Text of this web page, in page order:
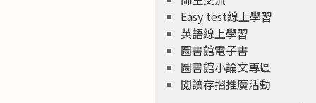
Easy test線上學習
英語線上學習
圖書館電子書
圖書館小論文專區
閱讀存摺推廣活動